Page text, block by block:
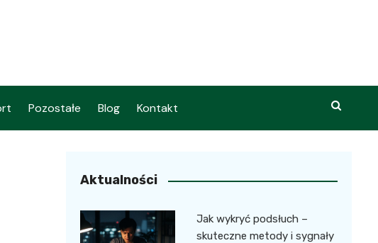
Pozostałe Blog Kontakt
Aktualności
Jak wykryć podsłuch –
skuteczne metody i sygnały